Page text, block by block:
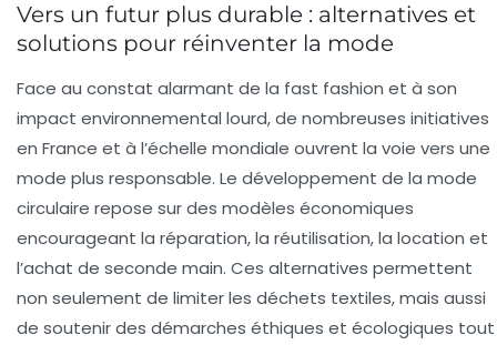
Vers un futur plus durable : alternatives et
solutions pour réinventer la mode
Face au constat alarmant de la fast fashion et à son
impact environnemental lourd, de nombreuses initiatives
en France et à l’échelle mondiale ouvrent la voie vers une
mode plus responsable. Le développement de la mode
circulaire repose sur des modèles économiques
encourageant la réparation, la réutilisation, la location et
l’achat de seconde main. Ces alternatives permettent
non seulement de limiter les déchets textiles, mais aussi
de soutenir des démarches éthiques et écologiques tout